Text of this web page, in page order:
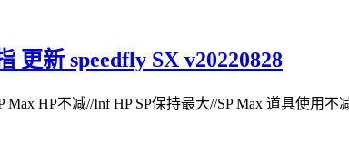
更新 speedfly SX v20220828
Max HP不减//Inf HP SP保持最大//SP Max 道具使用